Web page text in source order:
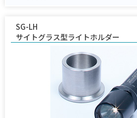
SG-LH
サイトグラス型ライトホルダー